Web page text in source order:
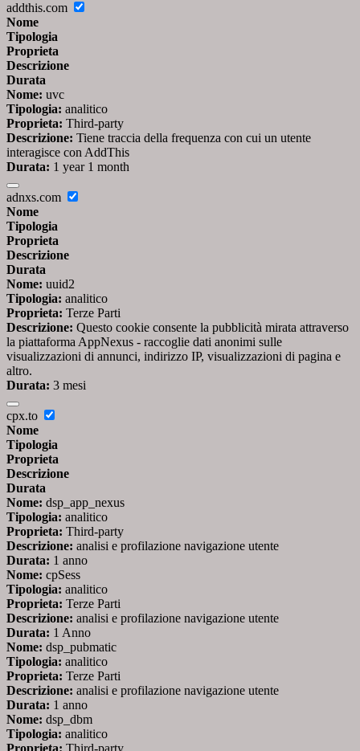
addthis.com
Nome
Tipologia
Proprieta
Descrizione
Durata
Nome: uvc
Tipologia: analitico
Proprieta: Third-party
Descrizione: Tiene traccia della frequenza con cui un utente
interagisce con AddThis
Durata: 1 year 1 month
adnxs.com
Nome
Tipologia
Proprieta
Descrizione
Durata
Nome: uuid2
Tipologia: analitico
Proprieta: Terze Parti
Descrizione: Questo cookie consente la pubblicità mirata attraverso
la piattaforma AppNexus - raccoglie dati anonimi sulle
visualizzazioni di annunci, indirizzo IP, visualizzazioni di pagina e
altro.
Durata: 3 mesi
cpx.to
Nome
Tipologia
Proprieta
Descrizione
Durata
Nome: dsp_app_nexus
Tipologia: analitico
Proprieta: Third-party
Descrizione: analisi e profilazione navigazione utente
Durata: 1 anno
Nome: cpSess
Tipologia: analitico
Proprieta: Terze Parti
Descrizione: analisi e profilazione navigazione utente
Durata: 1 Anno
Nome: dsp_pubmatic
Tipologia: analitico
Proprieta: Terze Parti
Descrizione: analisi e profilazione navigazione utente
Durata: 1 anno
Nome: dsp_dbm
Tipologia: analitico
Proprieta: Third-party